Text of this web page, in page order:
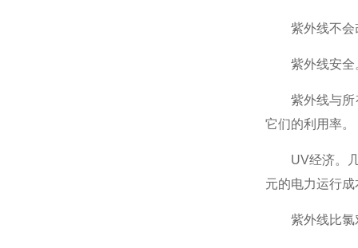
紫外线不会改
紫外线安全。
紫外线与所有
它们的利用率。
UV经济。几
元的电力运行
紫外线比氯